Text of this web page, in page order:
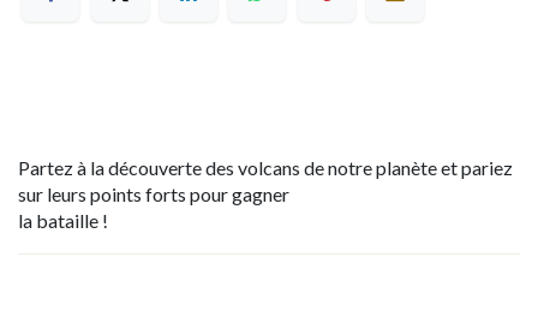
Partez à la découverte des volcans de notre planète et pariez
sur leurs points forts pour gagner
la bataille !